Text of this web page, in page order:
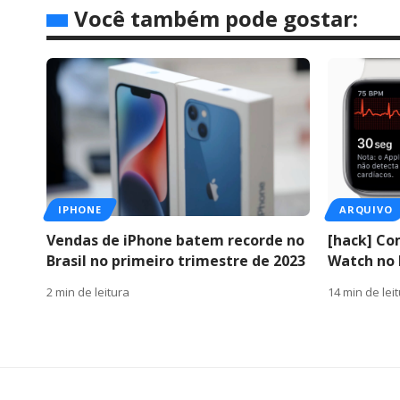
Você também pode gostar:
IPHONE
Vendas de iPhone batem recorde no
Brasil no primeiro trimestre de 2023
2 min de leitura
ARQUIVO
[hack]
Watch
14 min de